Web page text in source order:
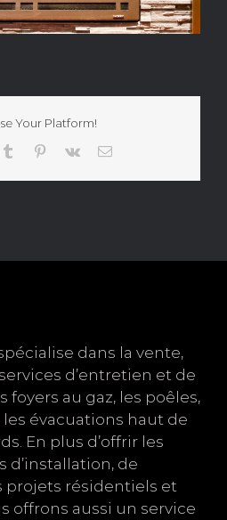
Your Platform!
Tumblr Pinterest
Vk Courriel
dans la vente,
d’entretien et de
foyers au gaz, les poêles,
évacuations haut de
En plus d’offrir les
d’installation, de
projets résidentiels et
offrons aussi un service